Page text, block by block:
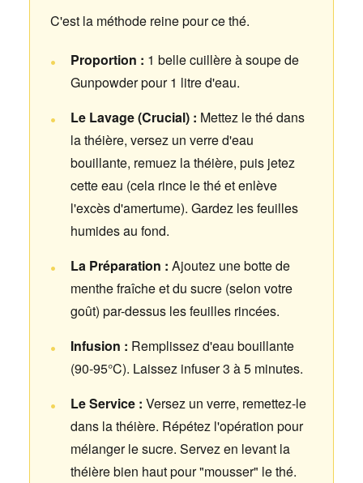
C'est la méthode reine pour ce thé.
Proportion : 1 belle cuillère à soupe de
Gunpowder pour 1 litre d'eau.
Le Lavage (Crucial) : Mettez le thé dans
la théière, versez un verre d'eau
bouillante, remuez la théière, puis jetez
cette eau (cela rince le thé et enlève
l'excès d'amertume). Gardez les feuilles
humides au fond.
La Préparation : Ajoutez une botte de
menthe fraîche et du sucre (selon votre
goût) par-dessus les feuilles rincées.
Infusion : Remplissez d'eau bouillante
(90-95°C). Laissez infuser 3 à 5 minutes.
Le Service : Versez un verre, remettez-le
dans la théière. Répétez l'opération pour
mélanger le sucre. Servez en levant la
théière bien haut pour "mousser" le thé.